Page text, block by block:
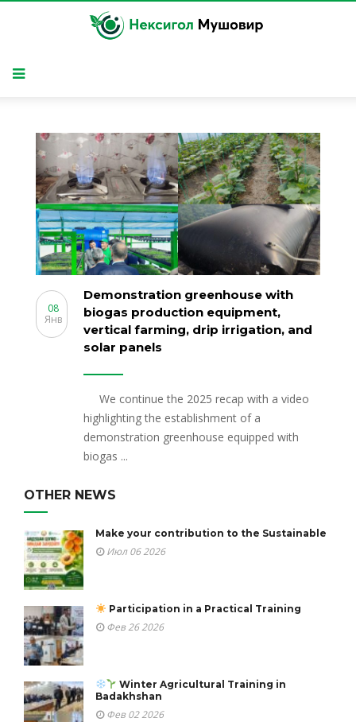
Demonstration greenhouse with
biogas production equipment,
vertical farming, drip irrigation, and
solar panels
08
Янв
We continue the 2025 recap with a video
highlighting the establishment of a
demonstration greenhouse equipped with
biogas ...
OTHER NEWS
Make your contribution to the Sustainable
Июл 06 2026
Participation in a Practical Training
Фев 26 2026
Winter Agricultural Training in
Badakhshan
Фев 02 2026